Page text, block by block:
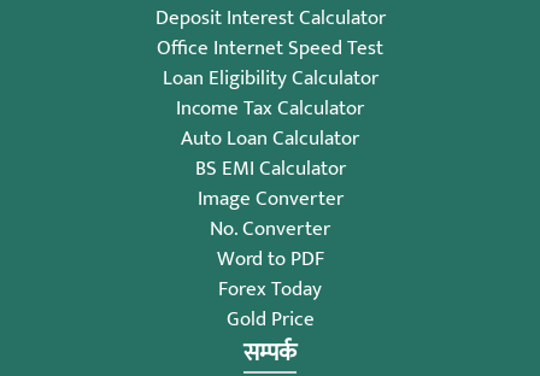
Deposit Interest Calculator
Office Internet Speed Test
Loan Eligibility Calculator
Income Tax Calculator
Auto Loan Calculator
BS EMI Calculator
Image Converter
No. Converter
Word to PDF
Forex Today
Gold Price
सम्पर्क